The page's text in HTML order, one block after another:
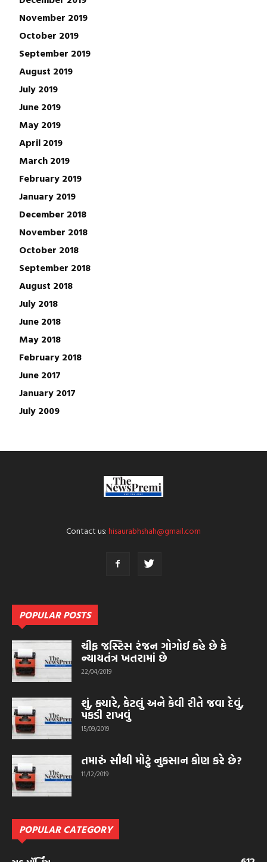
November 2019
October 2019
September 2019
August 2019
July 2019
June 2019
May 2019
April 2019
March 2019
February 2019
January 2019
December 2018
November 2018
October 2018
September 2018
August 2018
July 2018
June 2018
May 2018
February 2018
June 2017
January 2017
July 2009
Contact us:hisaurabhshah@gmail.com
POPULAR POSTS
ચીફ જસ્ટિસ રંજન ગોગોઈ કહે છે કે
ન્યાયતંત્ર ખતરામાં છે
22/04/2019
શું, ક્યારે, કેટલું અને કેવી રીતે જવા દેવું,
પકડી રાખવું
15/09/2019
તમારું સૌથી મોટું નુકસાન કોણ કરે છે?
11/12/2019
POPULAR CATEGORY